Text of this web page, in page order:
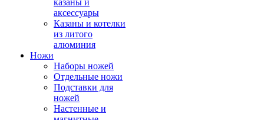
казаны и
аксессуары
Казаны и котелки
из литого
алюминия
Ножи
Наборы ножей
Отдельные ножи
Подставки для
ножей
Настенные и